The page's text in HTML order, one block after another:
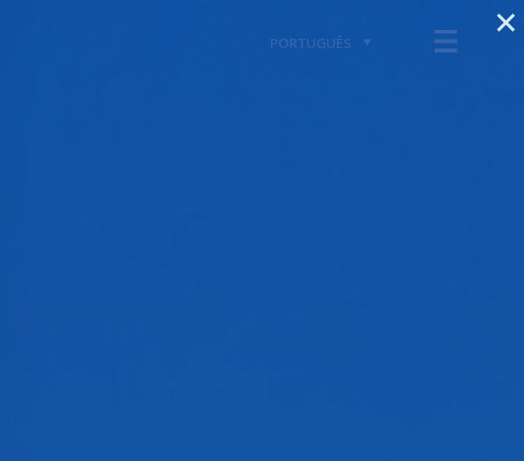
PORTUGUÊS